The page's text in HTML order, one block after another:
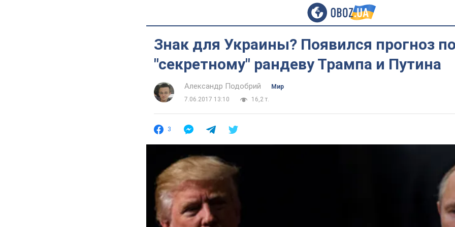
Знак для Украины? Появился прогноз
"секретному" рандеву Трампа и Путина
Александр Подобрий
Мир
7.06.2017 13:10
16,2 т.
3